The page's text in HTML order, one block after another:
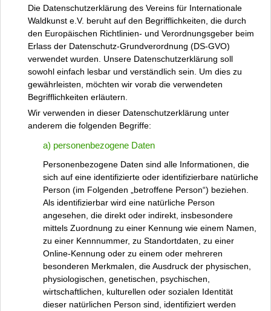
Die Datenschutzerklärung des Vereins für Internationale
Waldkunst e.V. beruht auf den Begrifflichkeiten, die durch
den Europäischen Richtlinien- und Verordnungsgeber beim
Erlass der Datenschutz-Grundverordnung (DS-GVO)
verwendet wurden. Unsere Datenschutzerklärung soll
sowohl einfach lesbar und verständlich sein. Um dies zu
gewährleisten, möchten wir vorab die verwendeten
Begrifflichkeiten erläutern.
Wir verwenden in dieser Datenschutzerklärung unter
anderem die folgenden Begriffe:
a) personenbezogene Daten
Personenbezogene Daten sind alle Informationen, die
sich auf eine identifizierte oder identifizierbare natürliche
Person (im Folgenden „betroffene Person“) beziehen.
Als identifizierbar wird eine natürliche Person
angesehen, die direkt oder indirekt, insbesondere
mittels Zuordnung zu einer Kennung wie einem Namen,
zu einer Kennnummer, zu Standortdaten, zu einer
Online-Kennung oder zu einem oder mehreren
besonderen Merkmalen, die Ausdruck der physischen,
physiologischen, genetischen, psychischen,
wirtschaftlichen, kulturellen oder sozialen Identität
dieser natürlichen Person sind, identifiziert werden